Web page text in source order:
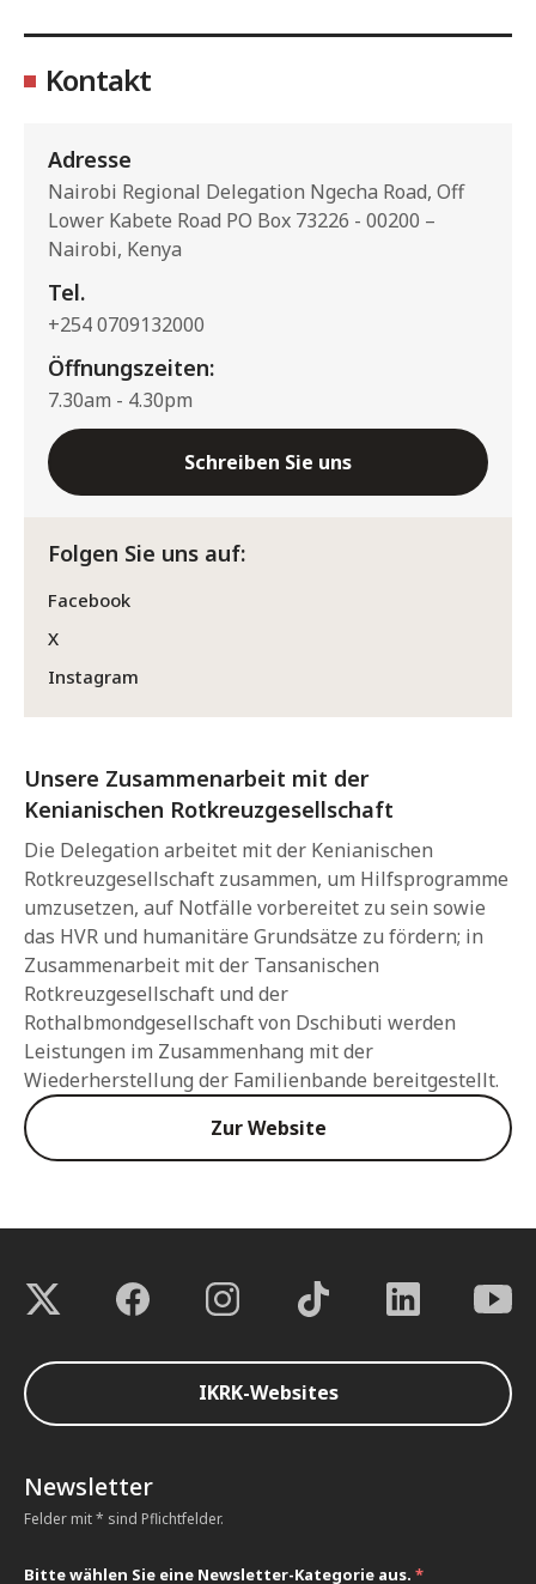
Kontakt
Adresse
Nairobi Regional Delegation Ngecha Road, Off
Lower Kabete Road PO Box 73226 - 00200 –
Nairobi, Kenya
Tel.
+254 0709132000
Öffnungszeiten:
7.30am - 4.30pm
Schreiben Sie uns
Folgen Sie uns auf:
Facebook
X
Instagram
Unsere Zusammenarbeit mit der
Kenianischen Rotkreuzgesellschaft
Die Delegation arbeitet mit der Kenianischen
Rotkreuzgesellschaft zusammen, um Hilfsprogramme
umzusetzen, auf Notfälle vorbereitet zu sein sowie
das HVR und humanitäre Grundsätze zu fördern; in
Zusammenarbeit mit der Tansanischen
Rotkreuzgesellschaft und der
Rothalbmondgesellschaft von Dschibuti werden
Leistungen im Zusammenhang mit der
Wiederherstellung der Familienbande bereitgestellt.
Zur Website
IKRK-Websites
Newsletter
Felder mit * sind Pflichtfelder.
Bitte wählen Sie eine Newsletter-Kategorie aus. *